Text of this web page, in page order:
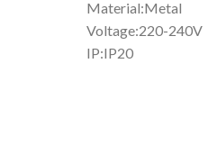
Material:Metal
Voltage:220-240V
IP:IP20